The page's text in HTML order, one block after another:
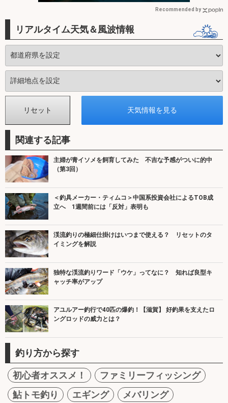
Recommended by
リアルタイム天気＆風波情報
関連する記事
主婦が青イソメを飼育してみた 不吉な予感がついに的中
（第3回）
＜釣具メーカー・ティムコ＞中国系投資会社によるTOB成
立へ 1週間前には「反対」表明も
渓流釣りの極細仕掛けはいつまで使える？ リセットのタ
イミングを解説
独特な渓流釣りワード「ウケ」ってなに？ 知れば良型キ
ャッチ率がアップ
アユルアー釣行で40匹の爆釣！【滋賀】 好釣果を支えたロ
ングロッドの威力とは？
釣り方から探す
初心者オススメ！
ファミリーフィッシング
鮎トモ釣り
エギング
メバリング